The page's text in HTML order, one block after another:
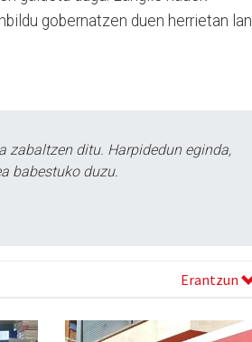
gobernatzen duen herrietan lan
zabaltzen ditu. Harpidedun eginda,
babestuko duzu.
Erantzun